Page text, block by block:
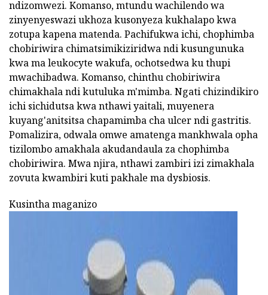
ndizomwezi. Komanso, mtundu wachilendo wa
zinyenyeswazi ukhoza kusonyeza kukhalapo kwa
zotupa kapena matenda. Pachifukwa ichi, chophimba
chobiriwira chimatsimikiziridwa ndi kusungunuka
kwa ma leukocyte wakufa, ochotsedwa ku thupi
mwachibadwa. Komanso, chinthu chobiriwira
chimakhala ndi kutuluka m'mimba. Ngati chizindikiro
ichi sichidutsa kwa nthawi yaitali, muyenera
kuyang'anitsitsa chapamimba cha ulcer ndi gastritis.
Pomalizira, odwala omwe amatenga mankhwala opha
tizilombo amakhala akudandaula za chophimba
chobiriwira. Mwa njira, nthawi zambiri izi zimakhala
zovuta kwambiri kuti pakhale ma dysbiosis.
Kusintha maganizo